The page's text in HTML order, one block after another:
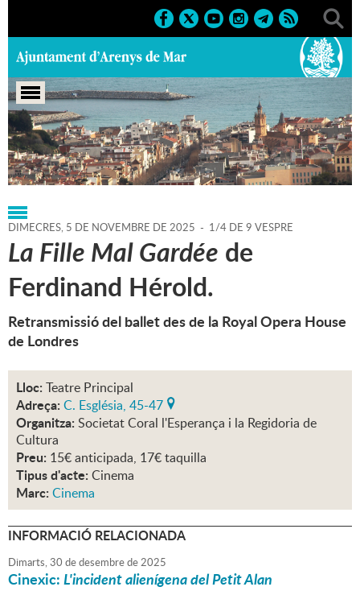
Portada > Regidories > Cultura > Agenda > 05-11-2025
DIMECRES, 5 DE NOVEMBRE DE 2025 - 1/4 DE 9 VESPRE
La Fille Mal Gardée de
Ferdinand Hérold.
Retransmissió del ballet des de la Royal Opera House
de Londres
Lloc: Teatre Principal
Adreça: C. Església, 45-47
Organitza: Societat Coral l'Esperança i la Regidoria de
Cultura
Preu: 15€ anticipada, 17€ taquilla
Tipus d'acte: Cinema
Marc: Cinema
INFORMACIÓ RELACIONADA
Dimarts,30 dedesembrede2025
Cinexic:L'incident alienígena del Petit Alan